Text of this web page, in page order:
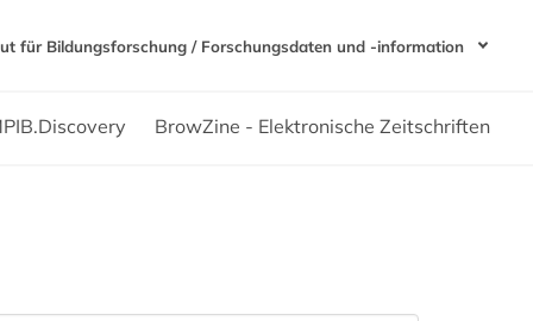
für Bildungsforschung / Forschungsdaten und -information
BrowZine - Elektronische Zeitschriften